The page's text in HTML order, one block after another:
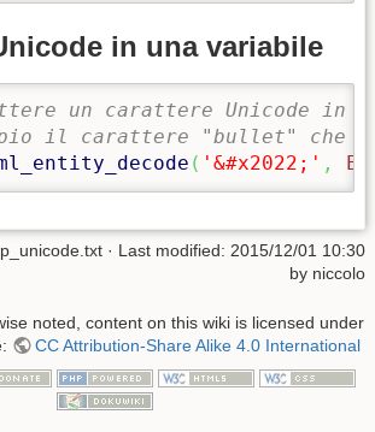
in una variabile
un carattere Unicode in
il carattere "bullet" che
( '&#x2022;' ,
· Last modified: 2015/12/01 10:30
by niccolo
noted, content on this wiki is licensed under
CC Attribution-Share Alike 4.0 International